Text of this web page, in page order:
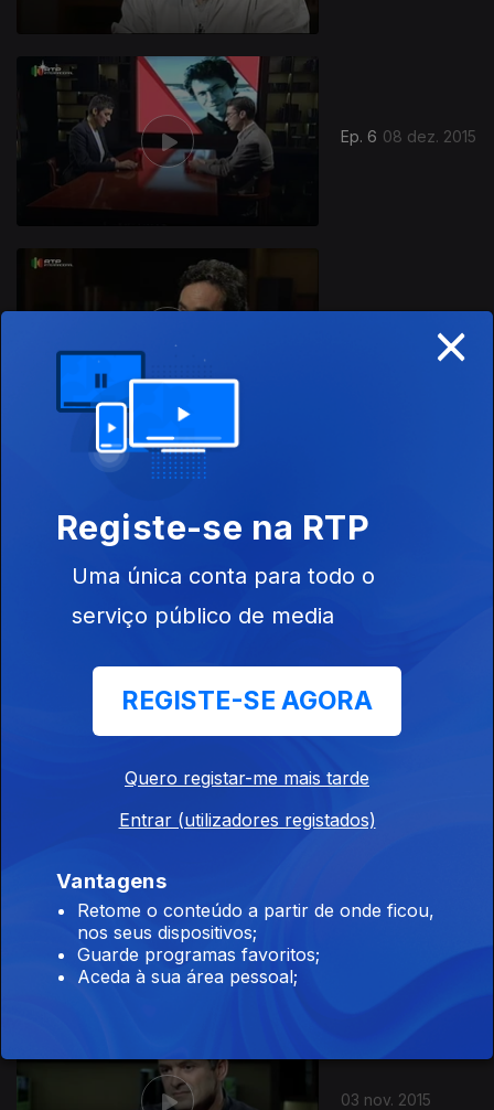
Ep. 6 08 dez. 2015
01 dez. 2015
Ep. 4
Ep. 3
Ep. 2 10 nov. 2015
03 nov. 2015
×
Registe-se na RTP
Uma única conta para todo o
serviço público de media
REGISTE-SE AGORA
Quero registar-me mais tarde
Entrar (utilizadores registados)
Vantagens
Retome o conteúdo a partir de onde ficou,
nos seus dispositivos;
Guarde programas favoritos;
Aceda à sua área pessoal;